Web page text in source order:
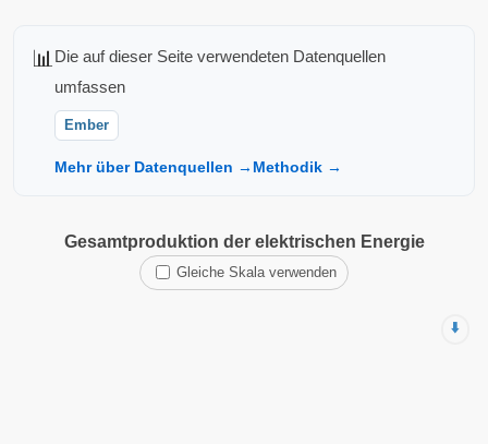
📊 Die auf dieser Seite verwendeten Datenquellen
umfassen
Ember
Mehr über Datenquellen → Methodik →
Gesamtproduktion der elektrischen Energie
Gleiche Skala verwenden
⬇️